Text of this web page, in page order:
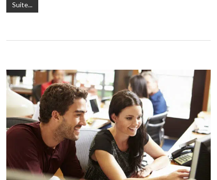
Suite...